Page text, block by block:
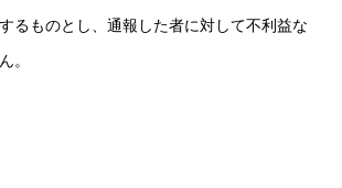
ものとし、通報した者に対して不利益な
。